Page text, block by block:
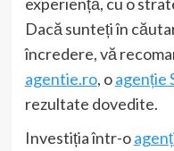
Dacă sunteți în
încredere, vă
agentie.ro, oagenție
rezultate dovedite.
Investiția într-o